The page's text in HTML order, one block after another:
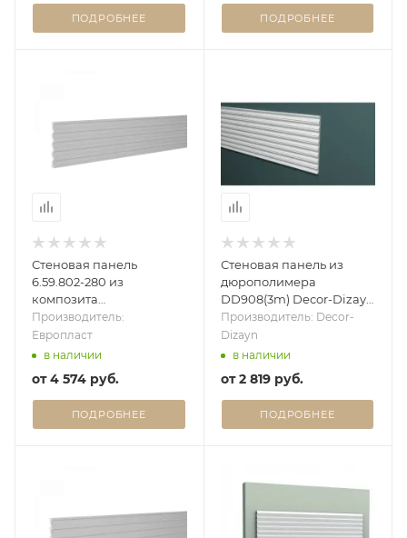
ПОДРОБНЕЕ ПОДРОБНЕЕ
Стеновая панель
6.59.802-280 из
композита
(Дюрополимер)
Европласт - 3D панель
Производитель:
Европласт
в наличии
от4 574 руб.
ПОДРОБНЕЕ
Стеновая панель из
дюрополимера
DD908(3m) Decor-Dizayn
- 3D панель
Производитель: Decor-
Dizayn
в наличии
от2 819 руб.
ПОДРОБНЕЕ